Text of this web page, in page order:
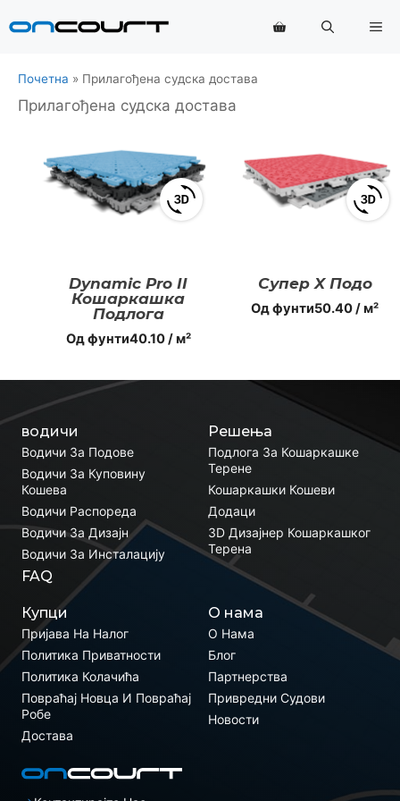
на
Почетна » Прилагођена судска достава
Прилагођена судска достава
View
viewer
Dynamic Pro II
Кошаркашка
Подлога
Одфунти40.10/ м²
View
Супер X Подо
Одфунти50.40 / м²
Решења
Подлога За Кошаркашке
Терене
Кошаркашки Кошеви
Додаци
3D Дизајнер Кошаркашког
Терена
водичи
Водичи За Подове
Водичи За Куповину
Кошева
Водичи Распореда
Водичи За Дизајн
Водичи За Инсталацију
FAQ
Купци
Пријава На Налог
Политика Приватности
Политика Колачића
Повраћај Новца И Повраћај
Робе
Достава
О нама
О Нама
Блог
Партнерства
Привредни Судови
Новости